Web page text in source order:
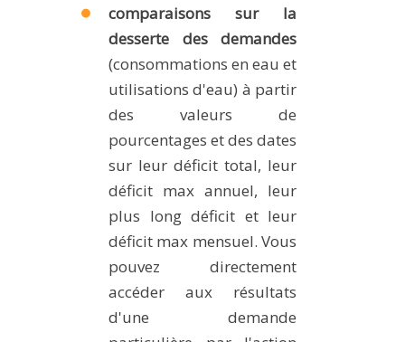
comparaisons sur la
desserte des demandes
(consommations en eau et
utilisations d'eau) à partir
des valeurs de
pourcentages et des dates
sur leur déficit total, leur
déficit max annuel, leur
plus long déficit et leur
déficit max mensuel. Vous
pouvez directement
accéder aux résultats
d'une demande